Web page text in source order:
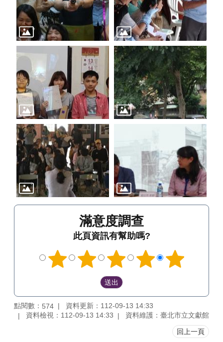
滿意度調查
此頁資訊有幫助嗎?
點閱數： 574
資料更新：112-09-13 14:33
資料檢視：112-09-13 14:33
資料維護：臺北市立文獻館
回上一頁